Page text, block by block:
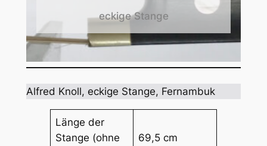
eckige Stange
Alfred Knoll, eckige Stange, Fernambuk
Länge der
Stange (ohne
69,5 cm